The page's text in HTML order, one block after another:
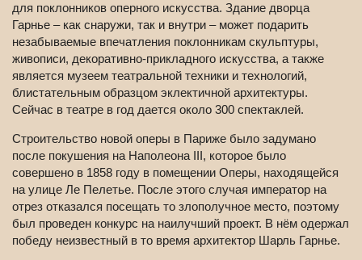
для поклонников оперного искусства. Здание дворца
Гарнье – как снаружи, так и внутри – может подарить
незабываемые впечатления поклонникам скульптуры,
живописи, декоративно-прикладного искусства, а также
является музеем театральной техники и технологий,
блистательным образцом эклектичной архитектуры.
Сейчас в театре в год дается около 300 спектаклей.
Строительство новой оперы в Париже было задумано
после покушения на Наполеона III, которое было
совершено в 1858 году в помещении Оперы, находящейся
на улице Ле Пелетье. После этого случая император на
отрез отказался посещать то злополучное место, поэтому
был проведен конкурс на наилучший проект. В нём одержал
победу неизвестный в то время архитектор Шарль Гарнье.